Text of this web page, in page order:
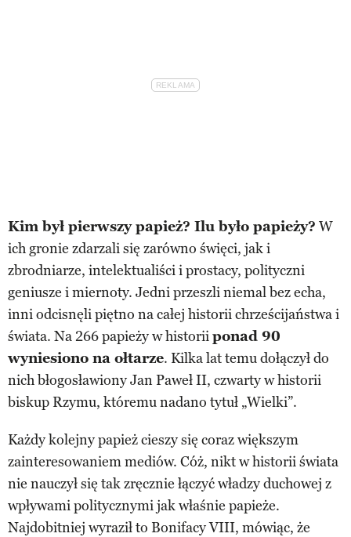
Kim był pierwszy papież? Ilu było papieży? W
ich gronie zdarzali się zarówno święci, jak i
zbrodniarze, intelektualiści i prostacy, polityczni
geniusze i miernoty. Jedni przeszli niemal bez echa,
inni odcisnęli piętno na całej historii chrześcijaństwa i
świata. Na 266 papieży w historiiponad 90
wyniesiono na ołtarze. Kilka lat temu dołączył do
nich błogosławiony Jan Paweł II, czwarty w historii
biskup Rzymu, któremu nadano tytuł „Wielki”.
Każdy kolejny papież cieszy się coraz większym
zainteresowaniem mediów. Cóż, nikt w historii świata
nie nauczył się tak zręcznie łączyć władzy duchowej z
wpływami politycznymi jak właśnie papieże.
Najdobitniej wyraził to Bonifacy VIII, mówiąc, że